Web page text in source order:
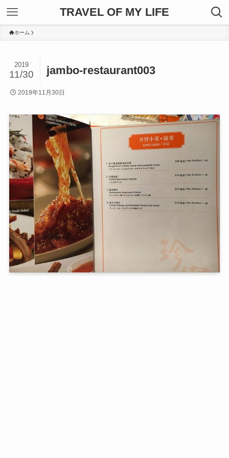
TRAVEL OF MY LIFE
ホーム
jambo-restaurant003
2019
11/30
2019年11月30日